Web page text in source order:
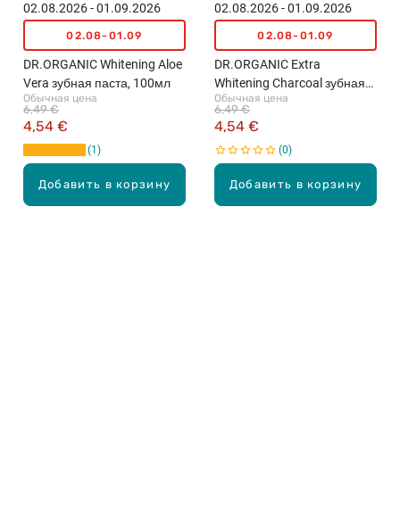
Добавить в корзину
02.08.2026 - 01.09.2026
02.08-01.09
DR.ORGANIC Whitening Aloe
Vera зубная паста, 100мл
Обычная цена
4,54 €
6,49 €
1
Добавить в корзину
02.08.2026 - 01.09.2026
02.08-01.09
DR.ORGANIC Extra
Whitening Charcoal зубная
паста, 100мл
Обычная цена
4,54 €
6,49 €
0